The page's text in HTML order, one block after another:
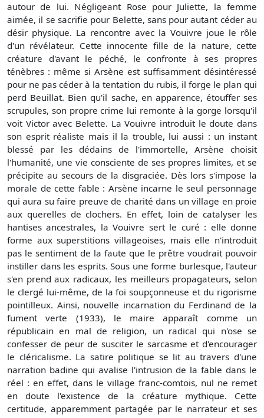
autour de lui. Négligeant Rose pour Juliette, la femme
aimée, il se sacrifie pour Belette, sans pour autant céder au
désir physique. La rencontre avec la Vouivre joue le rôle
d'un révélateur. Cette innocente fille de la nature, cette
créature d'avant le péché, le confronte à ses propres
ténèbres : même si Arsène est suffisamment désintéressé
pour ne pas céder à la tentation du rubis, il forge le plan qui
perd Beuillat. Bien qu'il sache, en apparence, étouffer ses
scrupules, son propre crime lui remonte à la gorge lorsqu'il
voit Victor avec Belette. La Vouivre introduit le doute dans
son esprit réaliste mais il la trouble, lui aussi : un instant
blessé par les dédains de l'immortelle, Arsène choisit
l'humanité, une vie consciente de ses propres limites, et se
précipite au secours de la disgraciée. Dès lors s'impose la
morale de cette fable : Arsène incarne le seul personnage
qui aura su faire preuve de charité dans un village en proie
aux querelles de clochers. En effet, loin de catalyser les
hantises ancestrales, la Vouivre sert le curé : elle donne
forme aux superstitions villageoises, mais elle n'introduit
pas le sentiment de la faute que le prêtre voudrait pouvoir
instiller dans les esprits. Sous une forme burlesque, l'auteur
s'en prend aux radicaux, les meilleurs propagateurs, selon
le clergé lui-même, de la foi soupçonneuse et du rigorisme
pointilleux. Ainsi, nouvelle incarnation du Ferdinand de la
fument verte (1933), le maire apparaît comme un
républicain en mal de religion, un radical qui n'ose se
confesser de peur de susciter le sarcasme et d'encourager
le cléricalisme. La satire politique se lit au travers d'une
narration badine qui avalise l'intrusion de la fable dans le
réel : en effet, dans le village franc-comtois, nul ne remet
en doute l'existence de la créature mythique. Cette
certitude, apparemment partagée par le narrateur et ses